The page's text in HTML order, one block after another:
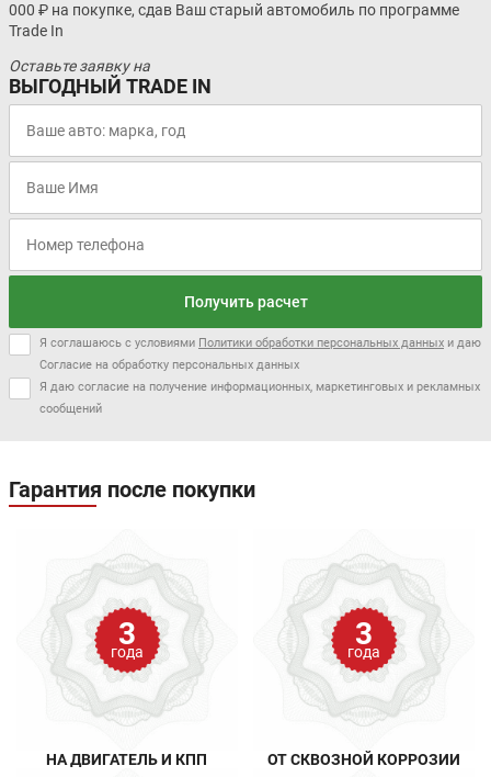
000 ₽ на покупке, сдав Ваш старый автомобиль по программе
Trade In
Оставьте заявку на
ВЫГОДНЫЙ TRADE IN
Получить расчет
Я соглашаюсь с условиями Политики обработки персональных данных и даю
Согласие на обработку персональных данных
Я даю согласие на получение информационных, маркетинговых и рекламных
сообщений
Гарантия после покупки
3
года
НА ДВИГАТЕЛЬ И КПП
3
года
ОТ СКВОЗНОЙ КОРРОЗИИ